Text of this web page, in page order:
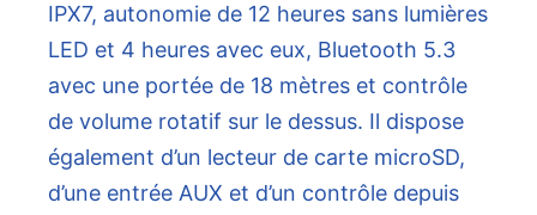
IPX7, autonomie de 12 heures sans lumières
LED et 4 heures avec eux, Bluetooth 5.3
avec une portée de 18 mètres et contrôle
de volume rotatif sur le dessus. Il dispose
également d’un lecteur de carte microSD,
d’une entrée AUX et d’un contrôle depuis